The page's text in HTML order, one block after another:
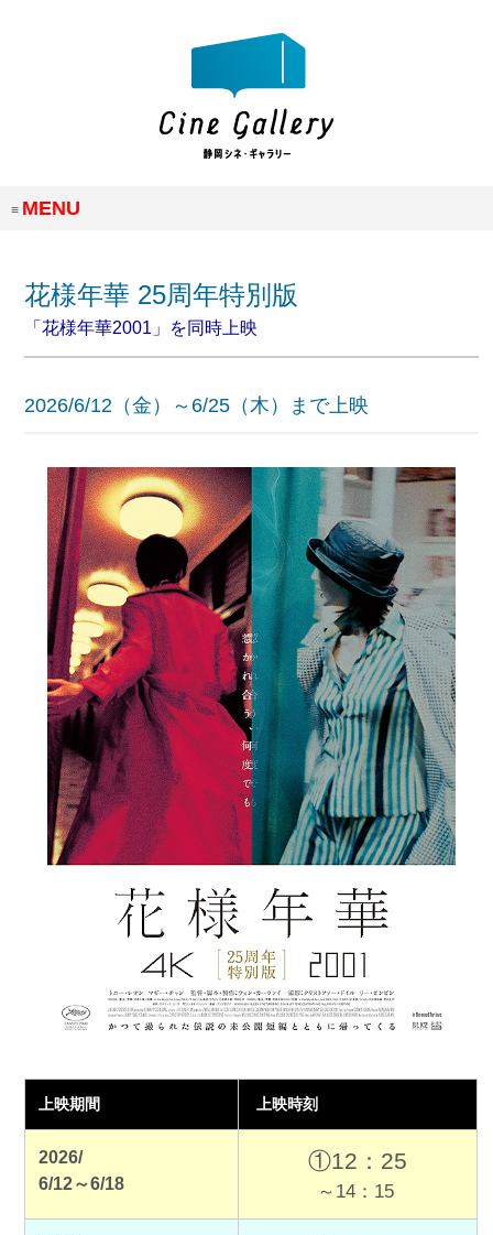
MENU
花様年華 25周年特別版
「花様年華2001」を同時上映
2026/6/12（金） ～6/25（木）まで上映
上映期間 上映時刻
2026/
6/12～6/18
①12：25
～14：15